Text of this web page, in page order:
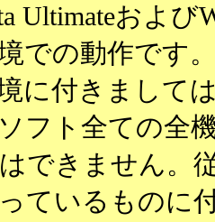
Ultimateおよ
での動作です
に付きまして
フト全ての全
できません。
ているものに